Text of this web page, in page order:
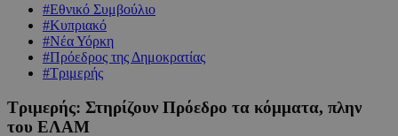
#Εθνικό Συμβούλιο
#Κυπριακό
#Νέα Υόρκη
#Πρόεδρος της Δημοκρατίας
#Τριμερής
Τριμερής: Στηρίζουν Πρόεδρο τα κόμματα, πλην
του ΕΛΑΜ